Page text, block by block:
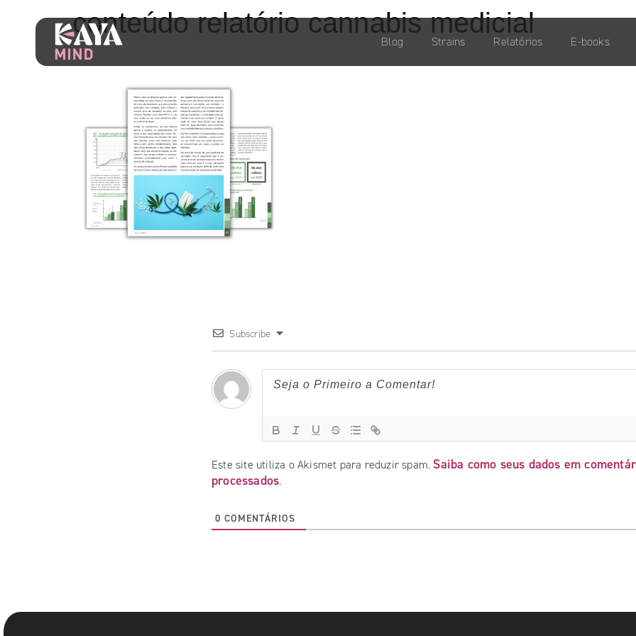
Blog Strains Relatórios E-books
conteúdo relatório cannabis medicial
Subscribe
Este site utiliza o Akismet para reduzir spam. Saiba como seus dados em
processados.
0 COMENTÁRIOS